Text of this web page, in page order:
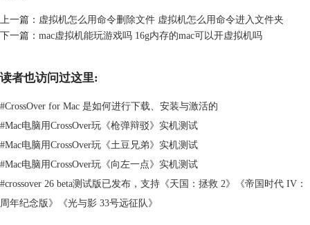
图2：放入共享文件夹
而使用Mac系统的虚拟机，如CrossOver，安装软件则不用这么麻烦，通过
CrossOver安装软件主要有两种方式。
1、从商店中直接搜索安装。打开CrossOver软件，选择“安装Windows应用
程序”，然后直接在输入栏中输入要安装的软件名称，如“CAD”，之后在
上一篇： 虚拟机怎么用命令删除文件 虚拟机怎么用命令进入文件夹
下一篇： mac虚拟机能玩游戏吗 16g内存的mac可以开虚拟机吗
读者也访问过这里:
#CrossOver for Mac 是如何进行下载、安装与激活的
#Mac电脑用CrossOver玩《枪弹辩驳》实机测试
#Mac电脑用CrossOver玩《土豆兄弟》实机测试
#Mac电脑用CrossOver玩《向左一点》实机测试
#crossover 26 beta测试版已发布，支持《天国：拯救 2》《帝国时代 IV：
周年纪念版》《光与影 33号远征队》